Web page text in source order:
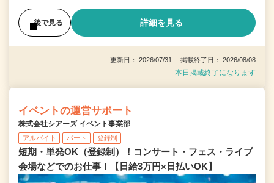
後で見る 詳細を見る
更新日： 2026/07/31 掲載終了日： 2026/08/08
本日掲載終了になります
イベントの運営サポート
株式会社シアーズ イベント事業部
アルバイト パート 登録制
短期・単発OK（登録制）！コンサート・フェス・ライブ
会場などでのお仕事！【日給3万円×日払いOK】